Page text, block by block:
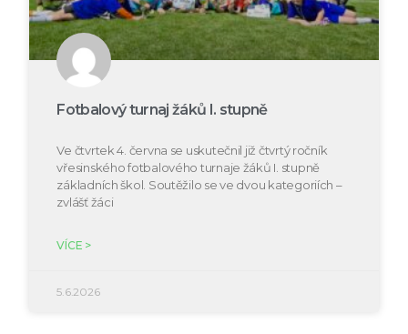
Fotbalový turnaj žáků I. stupně
Ve čtvrtek 4. června se uskutečnil již čtvrtý ročník
vřesinského fotbalového turnaje žáků I. stupně
základních škol. Soutěžilo se ve dvou kategoriích –
zvlášť žáci
VÍCE >
5.6.2026